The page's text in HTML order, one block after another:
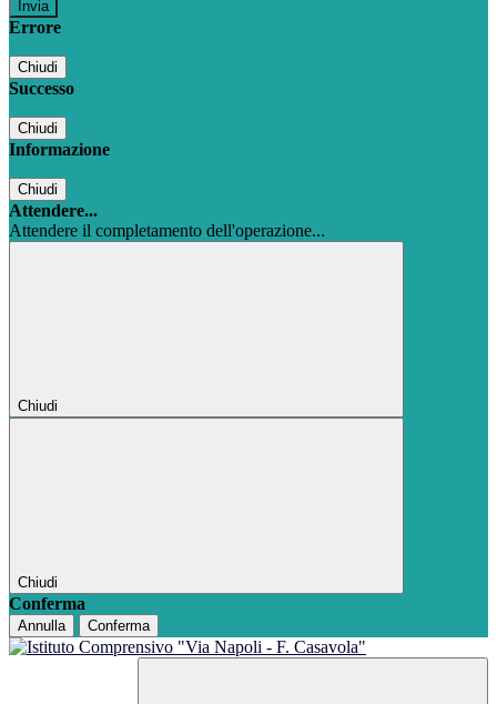
Errore
Chiudi
Successo
Chiudi
Informazione
Chiudi
Attendere...
Attendere il completamento dell'operazione...
Chiudi
Chiudi
Conferma
Annulla Conferma